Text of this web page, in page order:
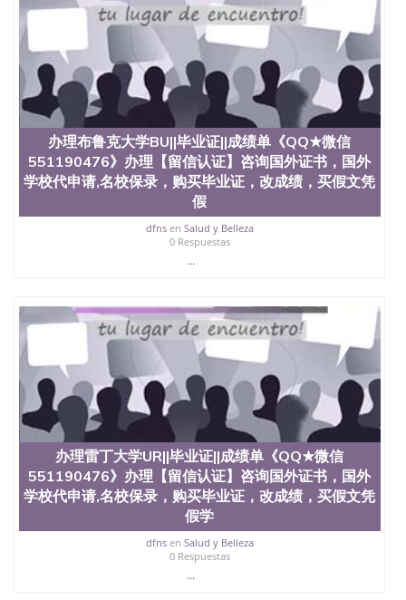
证551190476哪里可以制作美国毕业证551190476哪
里可以办理澳洲毕业证551190476留学生在哪里可以
买假毕业证551190476哪里可以办理加拿大毕业证
551190476申请学校办理假的毕业证成绩单可以吗
551190476哪里可以办理水印成绩单551190476哪里
可以修改成绩单GPA分数551190476假毕业证能查出
来吗551190476假文凭网上能查到吗551190476 如何
拿到国外毕业证QQ微信551190476办假大学毕业证
QQ微信551190476国外毕业证去哪认证QQ微信
551190476找毕业证封皮QQ微信551190476国外毕业
证外壳定制QQ微信551190476快速代办国外毕业证
QQ微信551190476快速拿到国外文凭QQ微信
551190476国外留学文凭认证QQ微信551190476国外
文凭回国认证QQ微信551190476泰国文凭办理QQ微
信551190476法国留学回国证明QQ微信551190476 国
外烫金照片QQ微信551190476外国文凭在中国有用吗
外硕士文凭办理QQ微信551190476 网上买文凭可靠
吗QQ微信551190476买国外文凭质量QQ微信
551190476国外本科毕业证怎么办理QQ微信
551190476国外大学文凭真制作QQ微信551190476办
国外文凭可找工作QQ微信551190476国外大学有毕业
证QQ微信551190476办理国外毕业证价格QQ微信
551190476国外编号查询QQ微信551190476办理国外
文凭要交定金吗QQ微信551190476办国外可查文凭
QQ微信551190476网上购买真文凭可信吗QQ微信
551190476学士学位证书查询机构QQ微信551190476
国外资格证书办理QQ微信551190476如何办理学历认
证QQ微信551190476海外文凭认证办理QQ微信
551190476 圣何塞州立大学（San Jose State
University, 又译为“圣荷西州立大学”）成立于1857
年，简称SJSU，是加州历史悠久的大学之一，也是美
西地区的公立大学之一。位于圣何塞市San Jose中
办理布鲁克大学BU||毕业证||成绩单《QQ★微信
551190476》办理【留信认证】咨询国外证书，国外
学校代申请,名校保录，购买毕业证，改成绩，买假文凭
假
dfnsen Salud y Belleza
0 Respuestas
...
办理雷丁大学UR||毕业证||成绩单《QQ★微信
551190476》办理【留信认证】咨询国外证书，国外
学校代申请,名校保录，购买毕业证，改成绩，买假文凭
假学
dfnsen Salud y Belleza
0 Respuestas
...